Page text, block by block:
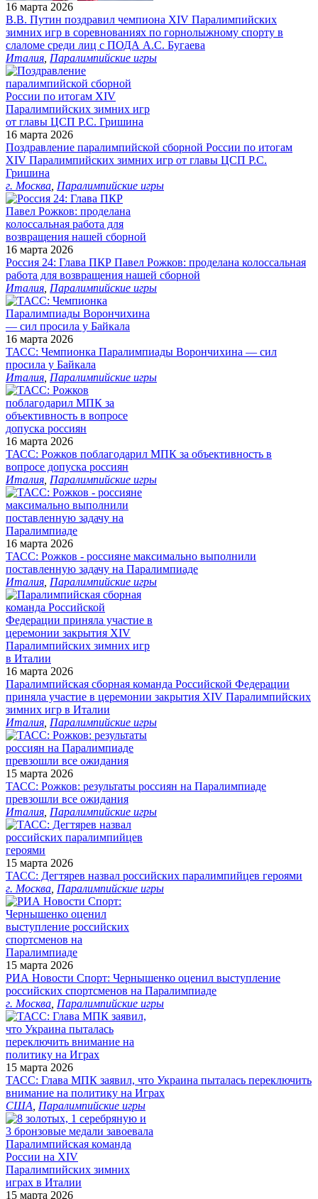
16 марта 2026
В.В. Путин поздравил чемпиона XIV Паралимпийских
зимних игр в соревнованиях по горнолыжному спорту в
слаломе среди лиц с ПОДА А.С. Бугаева
Италия Паралимпийские игры
16 марта 2026
Поздравление паралимпийской сборной России по итогам
XIV Паралимпийских зимних игр от главы ЦСП Р.С.
Гришина
г. Москва Паралимпийские игры
16 марта 2026
Россия 24: Глава ПКР Павел Рожков: проделана колоссальная
работа для возвращения нашей сборной
Италия Паралимпийские игры
16 марта 2026
ТАСС: Чемпионка Паралимпиады Ворончихина — сил
просила у Байкала
Италия Паралимпийские игры
16 марта 2026
ТАСС: Рожков поблагодарил МПК за объективность в
вопросе допуска россиян
Италия Паралимпийские игры
16 марта 2026
ТАСС: Рожков - россияне максимально выполнили
поставленную задачу на Паралимпиаде
Италия Паралимпийские игры
16 марта 2026
Паралимпийская сборная команда Российской Федерации
приняла участие в церемонии закрытия XIV Паралимпийских
зимних игр в Италии
Италия Паралимпийские игры
15 марта 2026
ТАСС: Рожков: результаты россиян на Паралимпиаде
превзошли все ожидания
Италия Паралимпийские игры
15 марта 2026
ТАСС: Дегтярев назвал российских паралимпийцев героями
г. Москва Паралимпийские игры
15 марта 2026
РИА Новости Спорт: Чернышенко оценил выступление
российских спортсменов на Паралимпиаде
г. Москва Паралимпийские игры
15 марта 2026
ТАСС: Глава МПК заявил, что Украина пыталась переключить
внимание на политику на Играх
США Паралимпийские игры
15 марта 2026